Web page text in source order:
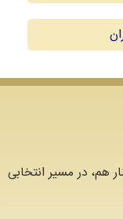
هم، در مسیر انتخابی